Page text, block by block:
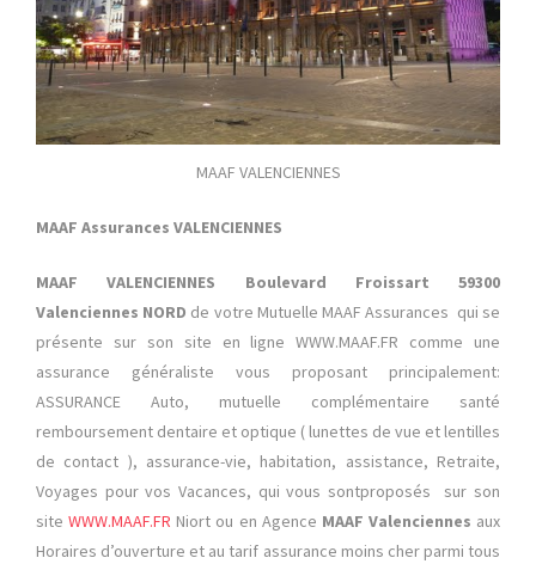
MAAF VALENCIENNES
MAAF Assurances VALENCIENNES
MAAF VALENCIENNES Boulevard Froissart 59300
Valenciennes NORD de votre Mutuelle MAAF Assurances qui se
présente sur son site en ligne WWW.MAAF.FR comme une
assurance généraliste vous proposant principalement:
ASSURANCE Auto, mutuelle complémentaire santé
remboursement dentaire et optique ( lunettes de vue et lentilles
de contact ), assurance-vie, habitation, assistance, Retraite,
Voyages pour vos Vacances, qui vous sontproposés sur son
siteWWW.MAAF.FR Niort ou en Agence MAAF Valenciennes aux
Horaires d’ouverture et au tarif assurance moins cher parmi tous